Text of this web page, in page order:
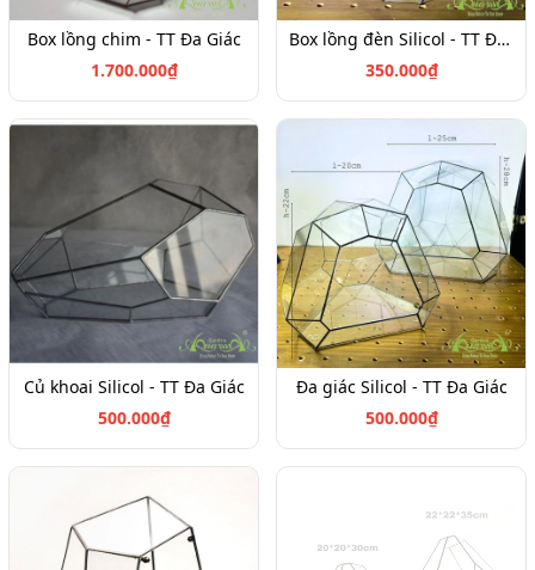
Box lồng chim - TT Đa Giác
1.700.000₫
Box lồng đèn Silicol - TT Đa Giác
350.000₫
Củ khoai Silicol - TT Đa Giác
500.000₫
Đa giác Silicol - TT Đa Giác
500.000₫